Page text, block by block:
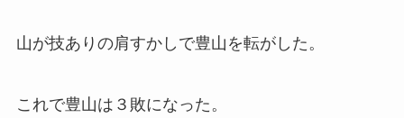
山が技ありの肩すかしで豊山を転がした。
これで豊山は３敗になった。